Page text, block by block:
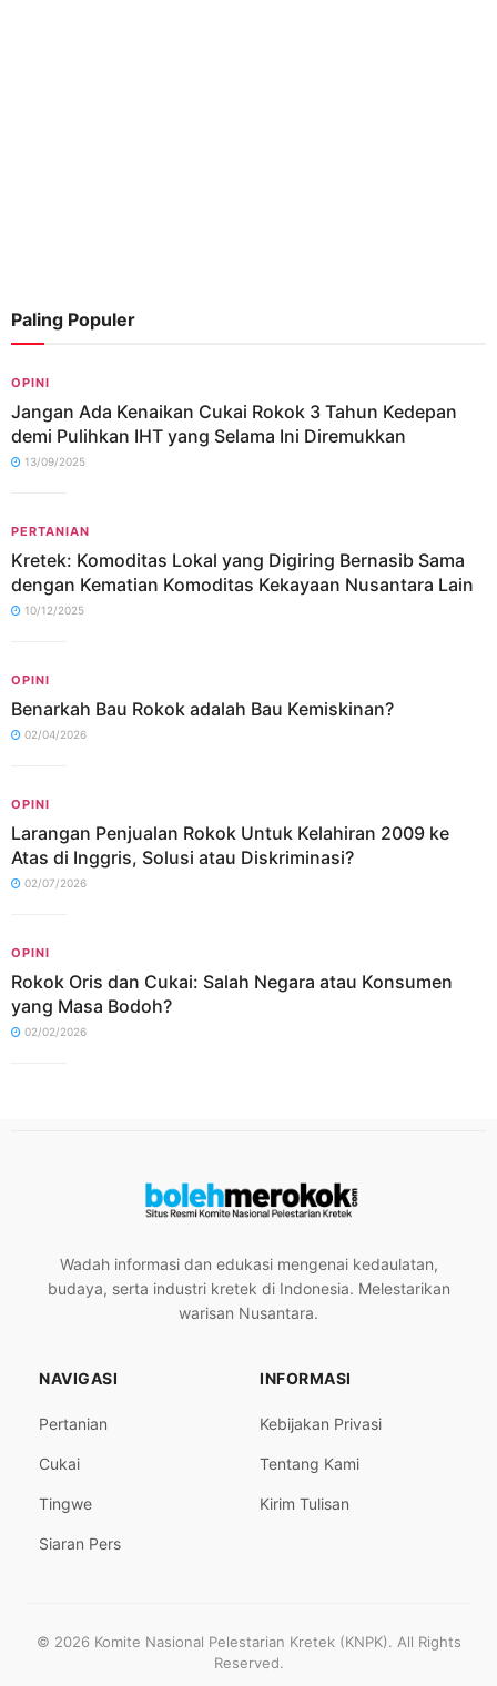
Paling Populer
OPINI
Jangan Ada Kenaikan Cukai Rokok 3 Tahun Kedepan
demi Pulihkan IHT yang Selama Ini Diremukkan
13/09/2025
PERTANIAN
Kretek: Komoditas Lokal yang Digiring Bernasib Sama
dengan Kematian Komoditas Kekayaan Nusantara Lain
10/12/2025
OPINI
Benarkah Bau Rokok adalah Bau Kemiskinan?
02/04/2026
OPINI
Larangan Penjualan Rokok Untuk Kelahiran 2009 ke
Atas di Inggris, Solusi atau Diskriminasi?
02/07/2026
OPINI
Rokok Oris dan Cukai: Salah Negara atau Konsumen
yang Masa Bodoh?
02/02/2026
Wadah informasi dan edukasi mengenai kedaulatan,
budaya, serta industri kretek di Indonesia. Melestarikan
warisan Nusantara.
NAVIGASI
Pertanian
Cukai
Tingwe
Siaran Pers
INFORMASI
Kebijakan Privasi
Tentang Kami
Kirim Tulisan
© 2026 Komite Nasional Pelestarian Kretek (KNPK). All Rights
Reserved.